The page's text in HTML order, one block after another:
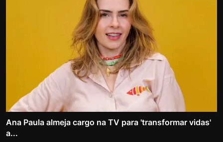
Ana Paula almeja cargo na TV para 'transformar vidas'
a...